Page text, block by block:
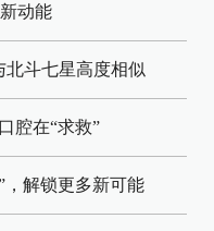
动能
北斗七星高度相似
腔在“求救”
，解锁更多新可能